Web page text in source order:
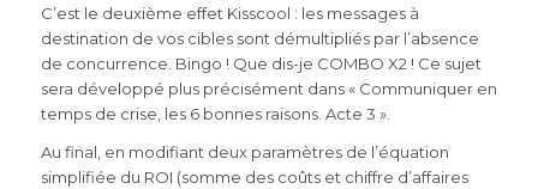
C’est le deuxième effet Kisscool : les messages à
destination de vos cibles sont démultipliés par l’absence
de concurrence. Bingo ! Que dis-je COMBO X2 ! Ce sujet
sera développé plus précisément dans « Communiquer en
temps de crise, les 6 bonnes raisons. Acte 3 ».
Au final, en modifiant deux paramètres de l’équation
simplifiée du ROI (somme des coûts et chiffre d’affaires